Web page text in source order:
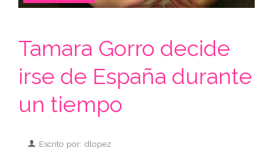
Tamara Gorro decide
irse de España durante
un tiempo
Escrito por: dlopez